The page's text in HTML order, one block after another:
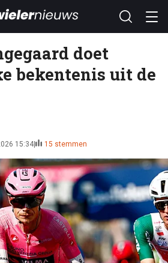
doet
bekentenis uit de
15:34 15 stemmen